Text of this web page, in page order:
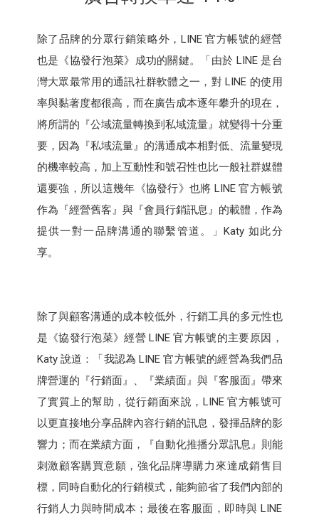
除了品牌的分眾行銷策略外，LINE 官方帳號的經營
也是《協發行泡菜》成功的關鍵。「由於 LINE 是台
灣大眾最常用的通訊社群軟體之一，對 LINE 的使用
率與黏著度都很高，而在廣告成本逐年攀升的現在，
將所謂的『公域流量轉換到私域流量』就變得十分重
要，因為『私域流量』的溝通成本相對低、流量變現
的機率較高，加上互動性和號召性也比一般社群媒體
還要強，所以這幾年《協發行》也將 LINE 官方帳號
作為『經營舊客』與『會員行銷訊息』的載體，作為
提供一對一品牌溝通的聯繫管道。」Katy 如此分
享。
除了與顧客溝通的成本較低外，行銷工具的多元性也
是《協發行泡菜》經營 LINE 官方帳號的主要原因，
Katy 說道：「我認為 LINE 官方帳號的經營為我們品
牌營運的『行銷面』、『業績面』與『客服面』帶來
了實質上的幫助，從行銷面來說，LINE 官方帳號可
以更直接地分享品牌內容行銷的訊息，發揮品牌的影
響力；而在業績方面，『自動化推播分眾訊息』則能
刺激顧客購買意願，強化品牌導購力來達成銷售目
標，同時自動化的行銷模式，能夠節省了我們內部的
行銷人力與時間成本；最後在客服面，即時與 LINE